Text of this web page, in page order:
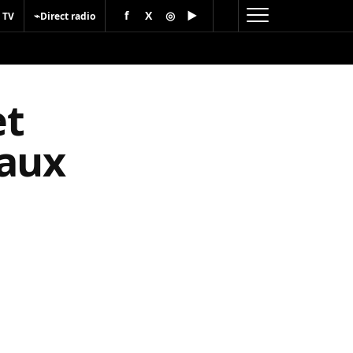
⌁Direct radio f X ◎ ▶